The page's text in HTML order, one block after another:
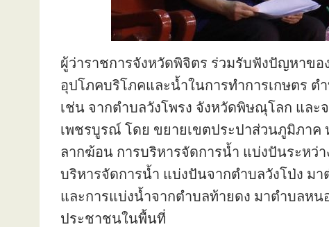
ผู้ว่าราชการจังหวัดพิจิตร ร่วมรับฟังปัญหาข
อุปโภคบริโภคและน้ำในการทำการเกษตร
เช่น จากตำบลวังโพรง จังหวัดพิษณุโลก และ
เพชรบูรณ์ โดย ขยายเขตประปาส่วนภูมิภาค
ลากฆ้อน การบริหารจัดการน้ำ แบ่งปันระหว่
บริหารจัดการน้ำ แบ่งปันจากตำบลวังโป่ง ม
และการแบ่งน้ำจากตำบลท้ายดง มาตำบลห
ประชาชนในพื้นที่